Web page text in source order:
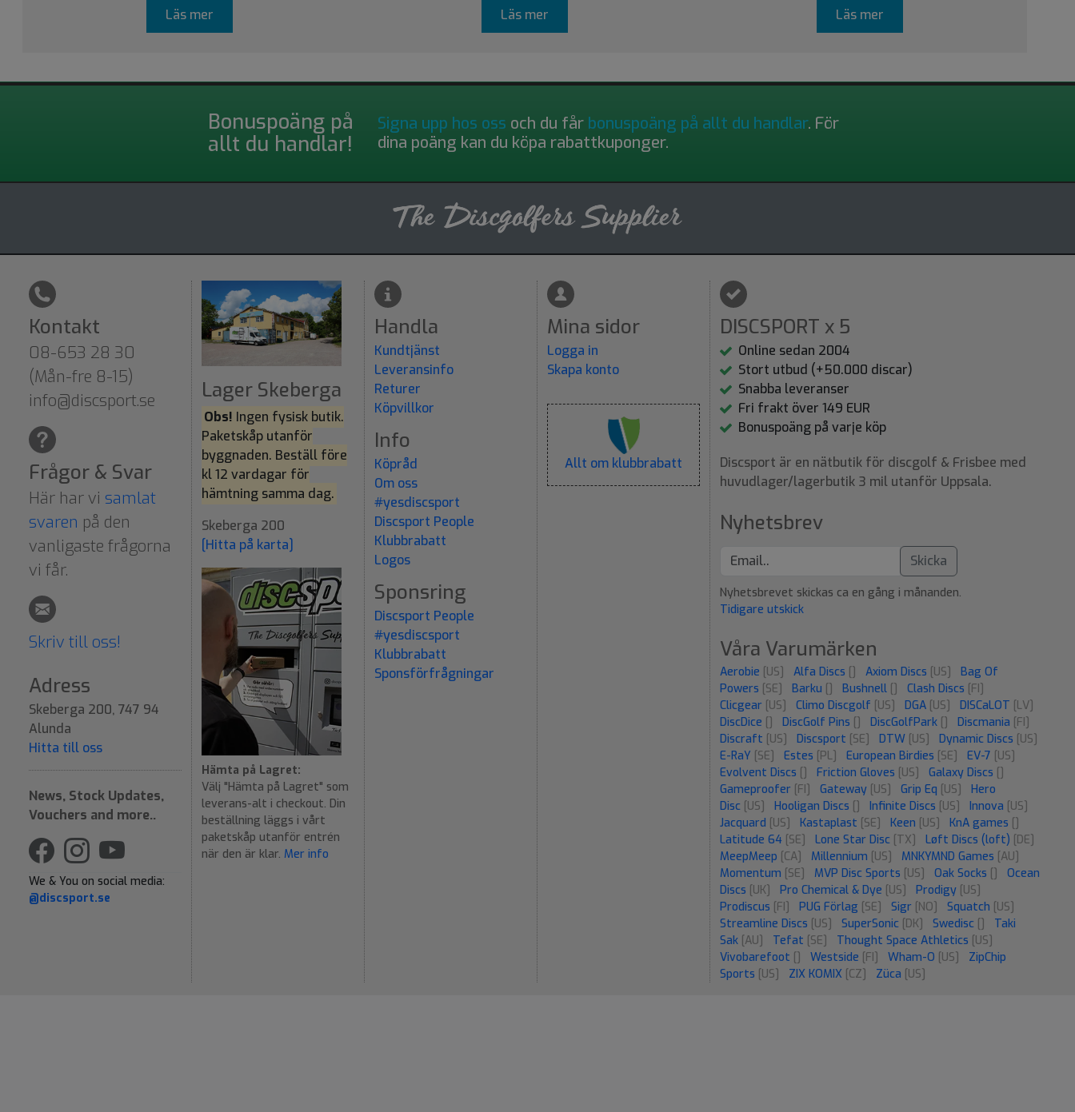
Läs mer Läs mer Läs mer
Bonuspoäng på
allt du handlar!
Signa upp hos oss och du får bonuspoäng på allt du handlar. För
dina poäng kan du köpa rabattkuponger.
Kontakt
08-653 28 30
(Mån-fre 8-15)
info@discsport.se
Frågor & Svar
Här har vi samlat
svaren på den
vanligaste frågorna
vi får.
Skriv till oss!
Adress
Skeberga 200, 747 94
Alunda
Hitta till oss
News, Stock Updates,
Vouchers and more..
We & You on social media:
@discsport.se
Lager Skeberga
Obs! Ingen fysisk butik.
Paketskåp utanför
byggnaden. Beställ före
kl 12 vardagar för
hämtning samma dag.
Skeberga 200
[Hitta på karta]
Hämta på Lagret:
Välj "Hämta på Lagret" som
leverans-alt i checkout. Din
beställning läggs i vårt
paketskåp utanför entrén
när den är klar. Mer info
Handla
Kundtjänst
Leveransinfo
Returer
Köpvillkor
Info
Köpråd
Om oss
#yesdiscsport
Discsport People
Klubbrabatt
Logos
Sponsring
Discsport People
#yesdiscsport
Klubbrabatt
Sponsförfrågningar
Mina sidor
Logga in
Skapa konto
Allt om klubbrabatt
DISCSPORT x 5
Online sedan 2004
Stort utbud (+50.000 discar)
Snabba leveranser
Fri frakt över 149 EUR
Bonuspoäng på varje köp
Discsport är en nätbutik för discgolf & Frisbee med
huvudlager/lagerbutik 3 mil utanför Uppsala.
Nyhetsbrev
Skicka
Nyhetsbrevet skickas ca en gång i månanden.
Tidigare utskick
Våra Varumärken
Aerobie [US] Alfa Discs [] Axiom Discs [US]
Bag Of
Powers [SE] Barku [] Bushnell [] Clash Discs [FI]
Clicgear [US] Climo Discgolf [US] DGA [US] DISCaLOT [LV]
DiscDice [] DiscGolf Pins [] DiscGolfPark [] Discmania [FI]
Discraft [US] Discsport [SE] DTW [US] Dynamic Discs [US]
E-RaY [SE] Estes [PL] European Birdies [SE] EV-7 [US]
Evolvent Discs [] Friction Gloves [US] Galaxy Discs []
Gameproofer [FI] Gateway [US] Grip Eq [US]
Hero
Disc [US] Hooligan Discs [] Infinite Discs [US] Innova [US]
Jacquard [US] Kastaplast [SE] Keen [US] KnA games []
Latitude 64 [SE] Lone Star Disc [TX] Løft Discs (loft) [DE]
MeepMeep [CA] Millennium [US] MNKYMND Games [AU]
Momentum [SE] MVP Disc Sports [US] Oak Socks []
Ocean
Discs [UK] Pro Chemical & Dye [US] Prodigy [US]
Prodiscus [FI] PUG Förlag [SE] Sigr [NO] Squatch [US]
Streamline Discs [US] SuperSonic [DK] Swedisc []
Taki
Sak [AU] Tefat [SE] Thought Space Athletics [US]
Vivobarefoot [] Westside [FI] Wham-O [US]
ZipChip
Sports [US] ZIX KOMIX [CZ] Züca [US]